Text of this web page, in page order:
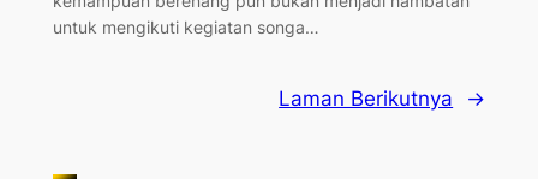
untuk mengikuti kegiatan songa…
Laman Berikutnya →